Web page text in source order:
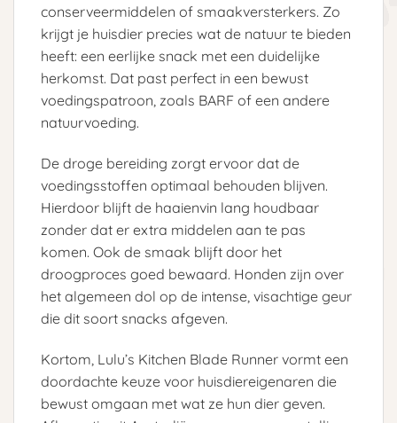
conserveermiddelen of smaakversterkers. Zo
krijgt je huisdier precies wat de natuur te bieden
heeft: een eerlijke snack met een duidelijke
herkomst. Dat past perfect in een bewust
voedingspatroon, zoals BARF of een andere
natuurvoeding.
De droge bereiding zorgt ervoor dat de
voedingsstoffen optimaal behouden blijven.
Hierdoor blijft de haaienvin lang houdbaar
zonder dat er extra middelen aan te pas
komen. Ook de smaak blijft door het
droogproces goed bewaard. Honden zijn over
het algemeen dol op de intense, visachtige geur
die dit soort snacks afgeven.
Kortom, Lulu’s Kitchen Blade Runner vormt een
doordachte keuze voor huisdiereigenaren die
bewust omgaan met wat ze hun dier geven.